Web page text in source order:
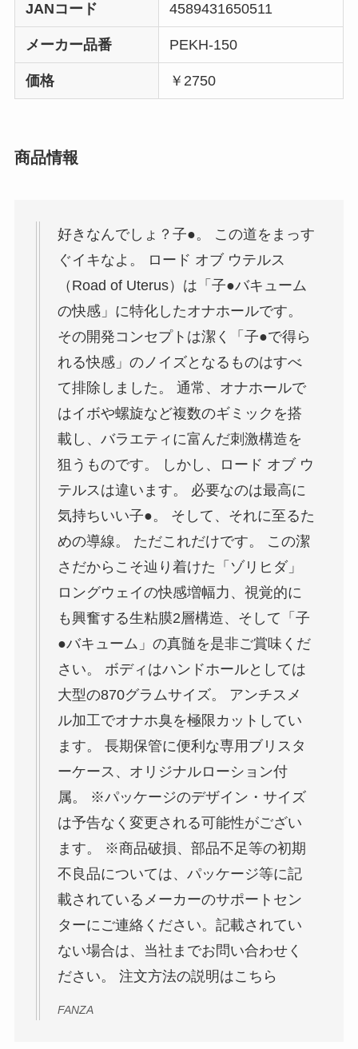
JANコード 4589431650511
メーカー品番 PEKH-150
価格 ￥2750
商品情報
好きなんでしょ？子●。 この道をまっす
ぐイキなよ。 ロード オブ ウテルス
（Road of Uterus）は「子●バキューム
の快感」に特化したオナホールです。
その開発コンセプトは潔く「子●で得ら
れる快感」のノイズとなるものはすべ
て排除しました。 通常、オナホールで
はイボや螺旋など複数のギミックを搭
載し、バラエティに富んだ刺激構造を
狙うものです。 しかし、ロード オブ ウ
テルスは違います。 必要なのは最高に
気持ちいい子●。 そして、それに至るた
めの導線。 ただこれだけです。 この潔
さだからこそ辿り着けた「ゾリヒダ」
ロングウェイの快感増幅力、視覚的に
も興奮する生粘膜2層構造、そして「子
●バキューム」の真髄を是非ご賞味くだ
さい。 ボディはハンドホールとしては
大型の870グラムサイズ。 アンチスメ
ル加工でオナホ臭を極限カットしてい
ます。 長期保管に便利な専用ブリスタ
ーケース、オリジナルローション付
属。 ※パッケージのデザイン・サイズ
は予告なく変更される可能性がござい
ます。 ※商品破損、部品不足等の初期
不良品については、パッケージ等に記
載されているメーカーのサポートセン
ターにご連絡ください。記載されてい
ない場合は、当社までお問い合わせく
ださい。 注文方法の説明はこちら
FANZA